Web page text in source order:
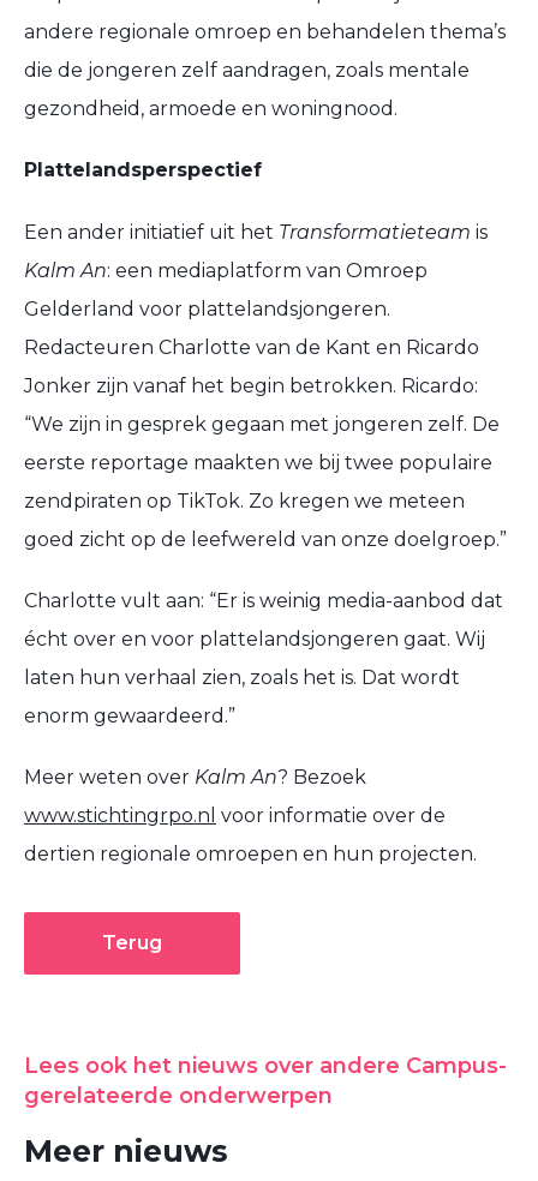
andere regionale omroep en behandelen thema’s
die de jongeren zelf aandragen, zoals mentale
gezondheid, armoede en woningnood.
Plattelandsperspectief
Een ander initiatief uit het Transformatieteam is
Kalm An: een mediaplatform van Omroep
Gelderland voor plattelandsjongeren.
Redacteuren Charlotte van de Kant en Ricardo
Jonker zijn vanaf het begin betrokken. Ricardo:
“We zijn in gesprek gegaan met jongeren zelf. De
eerste reportage maakten we bij twee populaire
zendpiraten op TikTok. Zo kregen we meteen
goed zicht op de leefwereld van onze doelgroep.”
Charlotte vult aan: “Er is weinig media-aanbod dat
écht over en voor plattelandsjongeren gaat. Wij
laten hun verhaal zien, zoals het is. Dat wordt
enorm gewaardeerd.”
Meer weten over Kalm An? Bezoek
www.stichtingrpo.nl voor informatie over de
dertien regionale omroepen en hun projecten.
Terug
Lees ook het nieuws over andere Campus-
gerelateerde onderwerpen
Meer nieuws